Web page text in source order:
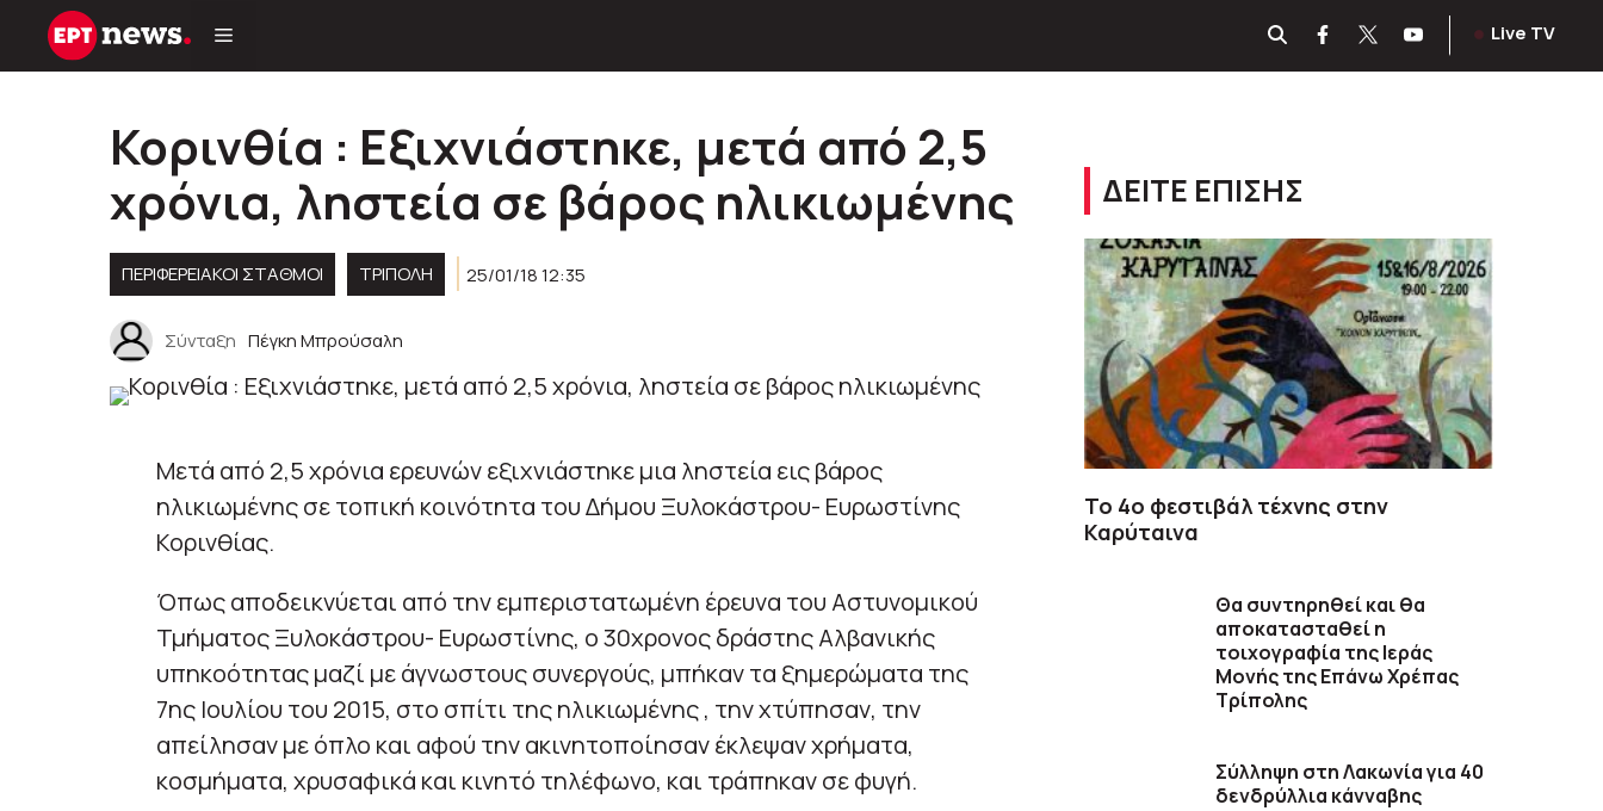
Μετάβαση
Live TV
Κορινθία : Εξιχνιάστηκε, μετά από 2,5
χρόνια, ληστεία σε βάρος ηλικιωμένης
ΠΕΡΙΦΕΡΕΙΑΚΟΊ ΣΤΑΘΜΟΊ ΤΡΙΠΟΛΗ 25/01/18 12:35
Σύνταξη Πέγκη Μπρούσαλη
Μετά από 2,5 χρόνια ερευνών εξιχνιάστηκε μια ληστεία εις βάρος
ηλικιωμένης σε τοπική κοινότητα του Δήμου Ξυλοκάστρου- Ευρωστίνης
Κορινθίας.
Όπως αποδεικνύεται από την εμπεριστατωμένη έρευνα του Αστυνομικού
Τμήματος Ξυλοκάστρου- Ευρωστίνης, ο 30χρονος δράστης Αλβανικής
υπηκοότητας μαζί με άγνωστους συνεργούς, μπήκαν τα ξημερώματα της
7ης Ιουλίου του 2015, στο σπίτι της ηλικιωμένης , την χτύπησαν, την
απείλησαν με όπλο και αφού την ακινητοποίησαν έκλεψαν χρήματα,
κοσμήματα, χρυσαφικά και κινητό τηλέφωνο, και τράπηκαν σε φυγή.
ΔΕΙΤΕ ΕΠΙΣΗΣ
To 4ο φεστιβάλ τέχνης στην
Καρύταινα
Θα συντηρηθεί και θα
αποκατασταθεί η
τοιχογραφία της Ιεράς
Μονής της Επάνω Χρέπας
Τρίπολης
Σύλληψη στη Λακωνία για 40
δενδρύλλια κάνναβης